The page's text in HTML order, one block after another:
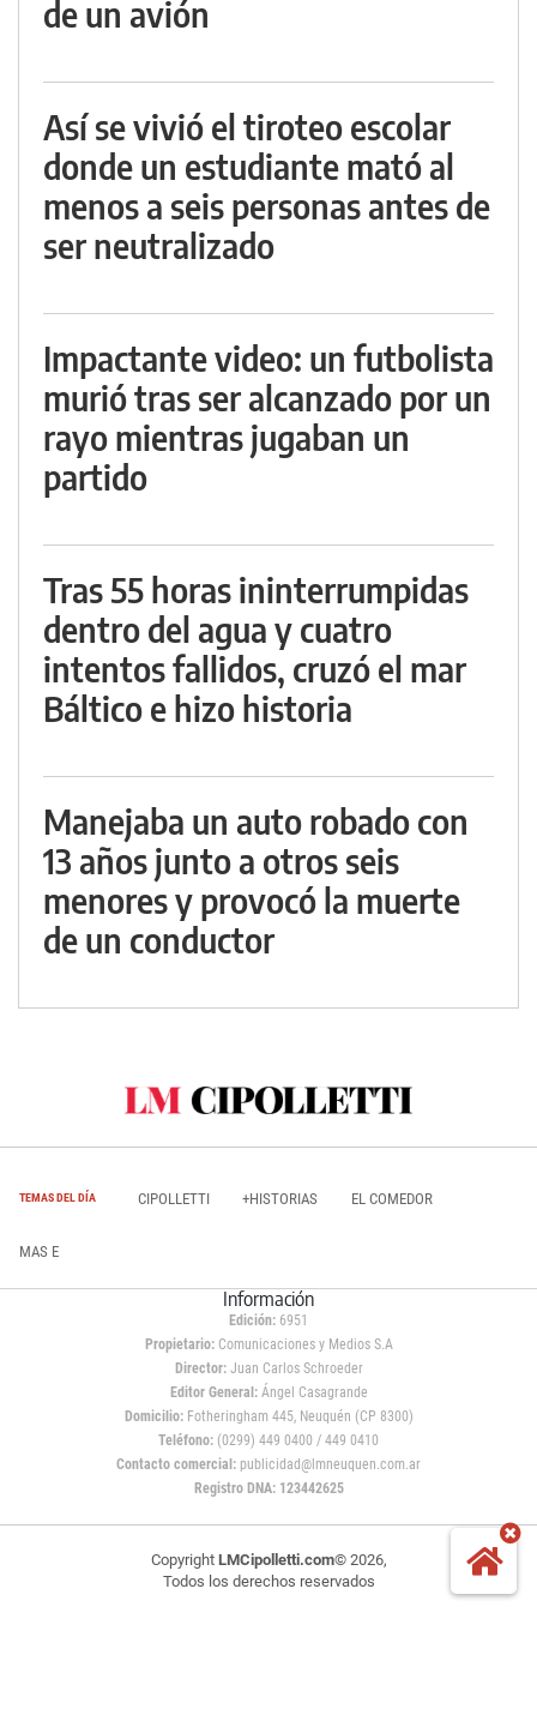
de un avión
Así se vivió el tiroteo escolar
donde un estudiante mató al
menos a seis personas antes de
ser neutralizado
Impactante video: un futbolista
murió tras ser alcanzado por un
rayo mientras jugaban un
partido
Tras 55 horas ininterrumpidas
dentro del agua y cuatro
intentos fallidos, cruzó el mar
Báltico e hizo historia
Manejaba un auto robado con
13 años junto a otros seis
menores y provocó la muerte
de un conductor
TEMAS DEL DÍA CIPOLLETTI +HISTORIAS EL COMEDOR
MAS E
Información
Edición: 6951
Propietario:Comunicaciones y Medios S.A
Director: Juan Carlos Schroeder
Editor General:Ángel Casagrande
Domicilio:Fotheringham 445, Neuquén (CP 8300)
Teléfono: (0299) 449 0400 / 449 0410
Contacto comercial: publicidad@lmneuquen.com.ar
Registro DNA: 123442625
Copyright LMCipolletti.com© 2026,
Todos los derechos reservados